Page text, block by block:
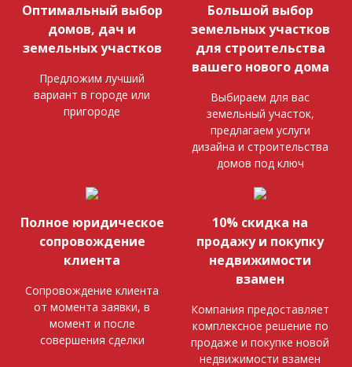
Оптимальный выбор
домов, дач и
земельных участков
Предложим лучший
вариант в городе или
пригороде
Большой выбор
земельных участков
для строительства
вашего нового дома
Выбираем для вас
земельный участок,
предлагаем услуги
дизайна и строительства
домов под ключ
Полное юридическое
сопровождение
клиента
Сопровождение клиента
от момента заявки, в
момент и после
совершения сделки
10% скидка на
продажу и покупку
недвижимости
взамен
Компания предоставляет
комплексное решение по
продаже и покупке новой
недвижимости взамен